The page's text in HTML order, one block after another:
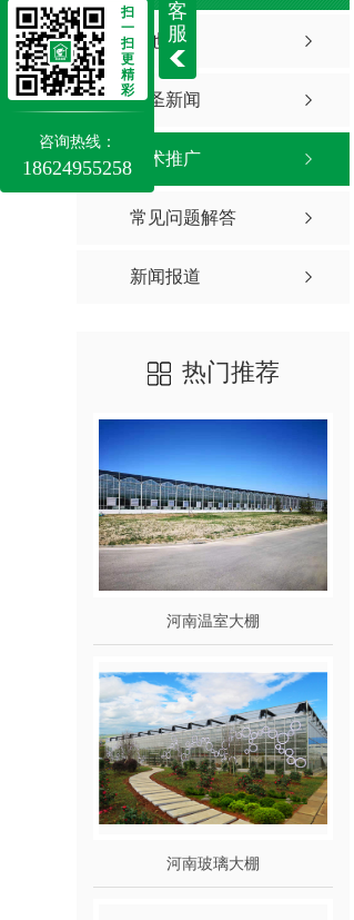
其他
亚圣新闻
技术推广
常见问题解答
新闻报道
热门推荐
河南温室大棚
河南玻璃大棚
客
服
扫
一
扫
更
精
彩
咨询热线：
18624955258